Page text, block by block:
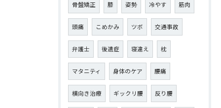
骨盤矯正 膝 姿勢 冷やす 筋肉
頭痛 こめかみ ツボ 交通事故
弁護士 後遺症 寝違え 枕
マタニティ 身体のケア 腰痛
横向き治療 ギックリ腰 反り腰